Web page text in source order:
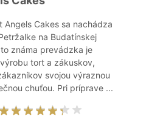
Angels Cakes sa nachádza
na Budatínskej
známa prevádzka je
tort a zákuskov,
svojou výraznou
chuťou. Pri príprave ...